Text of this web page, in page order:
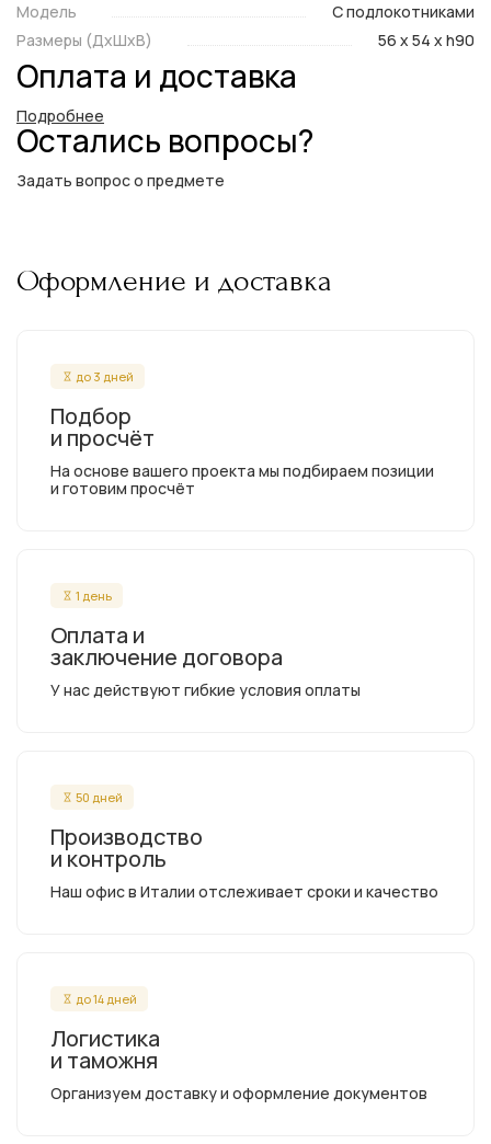
Модель
С подлокотниками
Размеры (ДxШxВ)
56 x 54 x h90
Оплата и доставка
Подробнее
Остались вопросы?
Задать вопрос о предмете
Оформление и доставка
до 3 дней
Подбор
и просчёт
На основе вашего проекта мы подбираем позиции
и готовим просчёт
1 день
Оплата и
заключение договора
У нас действуют гибкие условия оплаты
50 дней
Производство
и контроль
Наш офис в Италии отслеживает сроки и качество
до 14 дней
Логистика
и таможня
Организуем доставку и оформление документов